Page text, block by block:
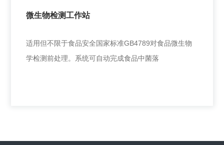
微生物检测工作站
适用但不限于食品安全国家标准GB4789对食品微生物
学检测前处理。系统可自动完成食品中菌落